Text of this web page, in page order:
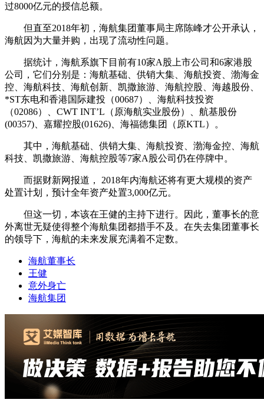
过8000亿元的授信总额。
但直至2018年初，海航集团董事局主席陈峰才公开承认，
海航因为大量并购，出现了流动性问题。
据统计，海航系旗下目前有10家A股上市公司和6家港股
公司，它们分别是：海航基础、供销大集、海航投资、渤海金
控、海航科技、海航创新、凯撒旅游、海航控股、海越股份、
*ST东电和香港国际建投（00687）、海航科技投资
（02086）、CWT INT’L（原海航实业股份）、航基股份
(00357)、嘉耀控股(01626)、海福徳集团（原KTL）。
其中，海航基础、供销大集、海航投资、渤海金控、海航
科技、凯撒旅游、海航控股等7家A股公司仍在停牌中。
而据财新网报道， 2018年内海航还将有更大规模的资产
处置计划，预计全年资产处置3,000亿元。
但这一切，本该在王健的主持下进行。因此，董事长的意
外离世无疑使得整个海航集团都措手不及。在失去集团董事长
的领导下，海航的未来发展充满着不定数。
海航董事长
王健
意外身亡
海航集团